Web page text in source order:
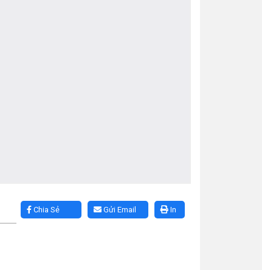
In
Gửi Email
Chia Sẻ